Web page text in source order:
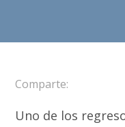
Comparte:
Uno de los